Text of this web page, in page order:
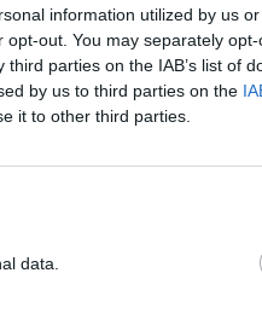
information utilized by us
out. You may separately
parties on the IAB’s list of
by us to third parties on the
it to other third parties.
data.
11 Επόμενο Τέλος